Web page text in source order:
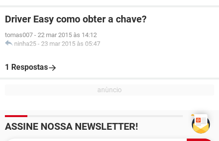
Driver Easy como obter a chave?
tomas007 - 22 mar 2015 às 14:12
ninha25 - 23 mar 2015 às 05:47
1 Respostas
ASSINE NOSSA NEWSLETTER!